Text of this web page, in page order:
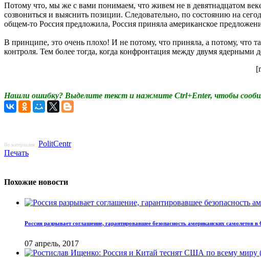
Потому что, мы же с вами понимаем, что живем не в девятнадцатом
созвониться и выяснить позиции. Следовательно, по состоянию на
общем-то Россия предложила, Россия приняла американское
В принципе, это очень плохо! И не потому, что приняла, а потому, что
контроля. Тем более тогда, когда конфронтация между двумя
Нашли ошибку? Выделите текст и нажмите Ctrl+Enter, чтобы
По материалам: PolitCentr
Печать
Похожие новости
Россия разрывает соглашение, гарантировавшее безопасность американских самолетов в
07 апрель, 2017